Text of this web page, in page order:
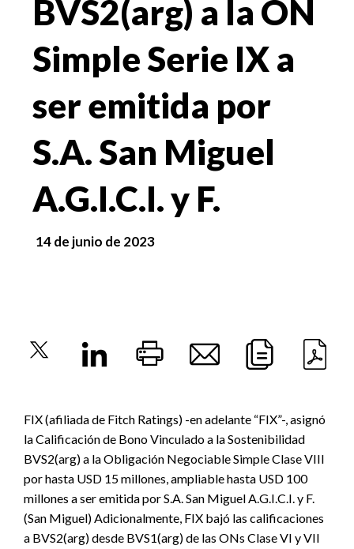
BVS2(arg) a la ON
Simple Serie IX a
ser emitida por
S.A. San Miguel
A.G.I.C.I. y F.
14 de junio de 2023
FIX (afiliada de Fitch Ratings) -en adelante “FIX”-, asignó
la Calificación de Bono Vinculado a la Sostenibilidad
BVS2(arg) a la Obligación Negociable Simple Clase VIII
por hasta USD 15 millones, ampliable hasta USD 100
millones a ser emitida por S.A. San Miguel A.G.I.C.I. y F.
(San Miguel) Adicionalmente, FIX bajó las calificaciones
a BVS2(arg) desde BVS1(arg) de las ONs Clase VI y VII